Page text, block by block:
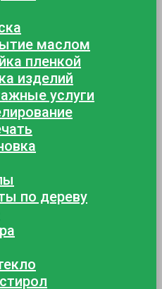
маслом
пленкой
изделий
услуги
по дереву